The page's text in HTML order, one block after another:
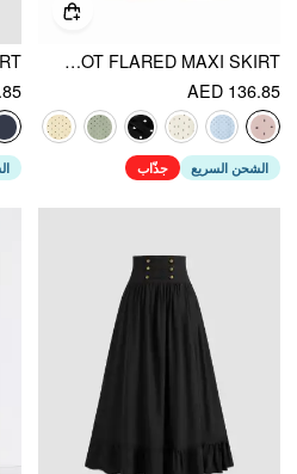
SATIN MID RISE POLKA DOT FLARED MAXI SKIRT
AED 136.85
الشحن السريع جذّاب